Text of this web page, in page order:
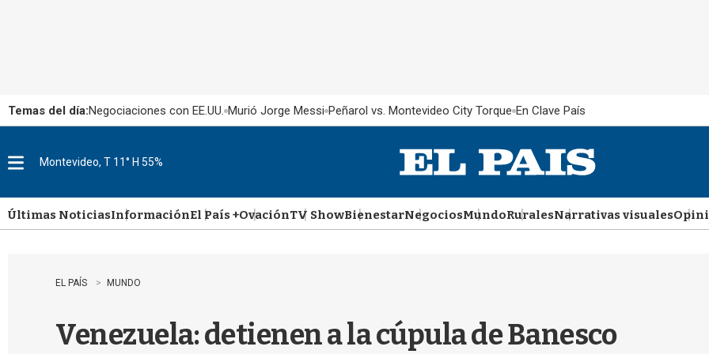
Temas del día:Negociaciones con EE.UU. Murió Jorge Messi Peñarol vs. Montevideo City Torque En Clave País
u
Montevideo, T 11° H 55%
Últimas NoticiasInformaciónEl País +OvaciónTV ShowBienestarNegociosMundoRuralesNarrativas visuales
EL PAÍS MUNDO
Venezuela: detienen a la cúpula de Banesco